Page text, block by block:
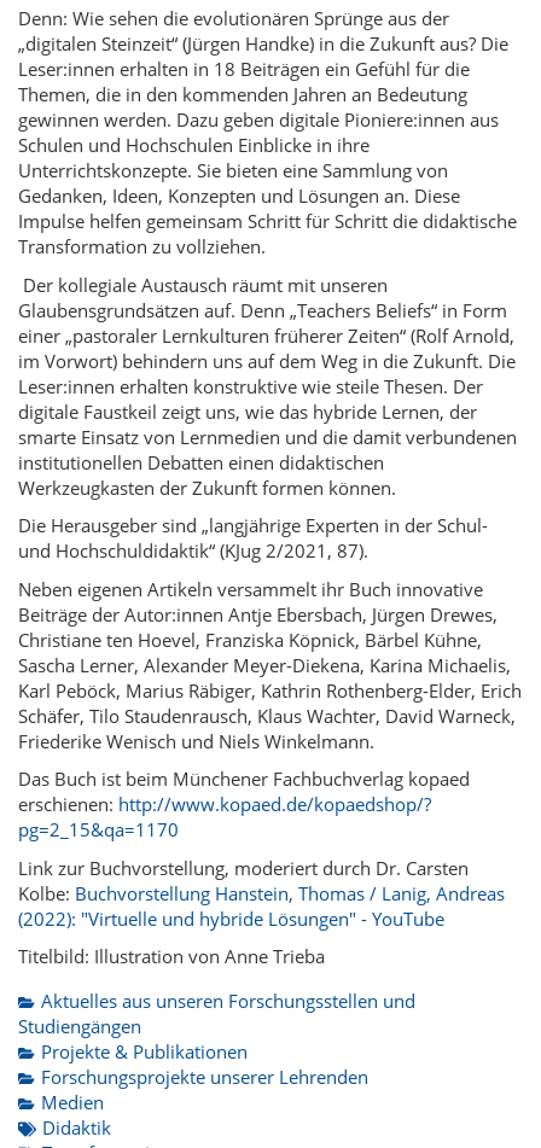
Denn: Wie sehen die evolutionären Sprünge aus der
„digitalen Steinzeit“ (Jürgen Handke) in die Zukunft aus? Die
Leser:innen erhalten in 18 Beiträgen ein Gefühl für die
Themen, die in den kommenden Jahren an Bedeutung
gewinnen werden. Dazu geben digitale Pioniere:innen aus
Schulen und Hochschulen Einblicke in ihre
Unterrichtskonzepte. Sie bieten eine Sammlung von
Gedanken, Ideen, Konzepten und Lösungen an. Diese
Impulse helfen gemeinsam Schritt für Schritt die didaktische
Transformation zu vollziehen.
Der kollegiale Austausch räumt mit unseren
Glaubensgrundsätzen auf. Denn „Teachers Beliefs“ in Form
einer „pastoraler Lernkulturen früherer Zeiten“ (Rolf Arnold,
im Vorwort) behindern uns auf dem Weg in die Zukunft. Die
Leser:innen erhalten konstruktive wie steile Thesen. Der
digitale Faustkeil zeigt uns, wie das hybride Lernen, der
smarte Einsatz von Lernmedien und die damit verbundenen
institutionellen Debatten einen didaktischen
Werkzeugkasten der Zukunft formen können.
Die Herausgeber sind „langjährige Experten in der Schul-
und Hochschuldidaktik“ (KJug 2/2021, 87).
Neben eigenen Artikeln versammelt ihr Buch innovative
Beiträge der Autor:innen Antje Ebersbach, Jürgen Drewes,
Christiane ten Hoevel, Franziska Köpnick, Bärbel Kühne,
Sascha Lerner, Alexander Meyer-Diekena, Karina Michaelis,
Karl Peböck, Marius Räbiger, Kathrin Rothenberg-Elder, Erich
Schäfer, Tilo Staudenrausch, Klaus Wachter, David Warneck,
Friederike Wenisch und Niels Winkelmann.
Das Buch ist beim Münchener Fachbuchverlag kopaed
erschienen: http://www.kopaed.de/kopaedshop/?
pg=2_15&qa=1170
Link zur Buchvorstellung, moderiert durch Dr. Carsten
Kolbe: Buchvorstellung Hanstein, Thomas / Lanig, Andreas
(2022): "Virtuelle und hybride Lösungen" - YouTube
Titelbild: Illustration von Anne Trieba
Aktuelles aus unseren Forschungsstellen und
Studiengängen
Projekte & Publikationen
Forschungsprojekte unserer Lehrenden
Medien
Didaktik